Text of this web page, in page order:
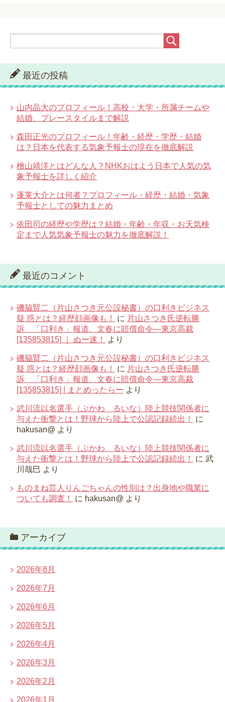
最近の投稿
山内晶大のプロフィール！高校・大学・所属チームや
結婚、プレースタイルまで解説
森田正光のプロフィール！年齢・経歴・学歴・結婚
は？日本を代表する気象予報士の現在を徹底解説
檜山靖洋とはどんな人？NHKおはよう日本で人気の気
象予報士を詳しく紹介
蓬莱大介とは何者？プロフィール・経歴・結婚・気象
予報士としての魅力まとめ
依田司の経歴や学歴は？結婚・年齢・年収・お天気検
定まで人気気象予報士の魅力を徹底解説！
最近のコメント
磯脇賢二（片山さつき元公設秘書）の口利きビジネス
疑 惑とは？経歴顔画像も！
に 片山さつき氏逆転勝
訴 「口利き」報道、文春に賠償命令―東京高裁
[135853815] ｜ ぬー速！
より
磯脇賢二（片山さつき元公設秘書）の口利きビジネス
疑 惑とは？経歴顔画像も！
に 片山さつき氏逆転勝
訴 「口利き」報道、文春に賠償命令―東京高裁
[135853815] | まとめったらー より
武川流以名選手（ぶかわ るいな）陸上競技関係者に
与えた衝撃とは！野球から陸上で公認記録続出！
に
hakusan@ より
武川流以名選手（ぶかわ るいな）陸上競技関係者に
与えた衝撃とは！野球から陸上で公認記録続出！
に 武
川哉巳 より
ものまね芸人りんごちゃんの性別は？出身地や職業に
ついても調査！
に hakusan@ より
アーカイブ
2026年8月
2026年7月
2026年6月
2026年5月
2026年4月
2026年3月
2026年2月
2026年1月